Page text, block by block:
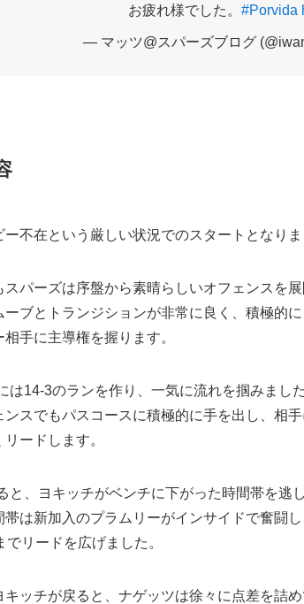
お疲れ様でした。 #Porvida
— マッツ@スパーズブログ
ー不在という厳しい状況でのスタートとなりま
スパーズは序盤から素晴らしいオフェンスを展
ーブとトランジションが非常に良く、積極的
相手に主導権を握ります。
は14-3のランを作り、一気に流れを掴みました
ンスでもパスコースに積極的に手を出し、相
リードします。
と、ヨキッチがベンチに下がった時間帯を逃し
帯は新加入のプラムリーがインサイドで奮闘
でリードを広げました。
キッチが戻ると、ナゲッツは徐々に点差を詰め